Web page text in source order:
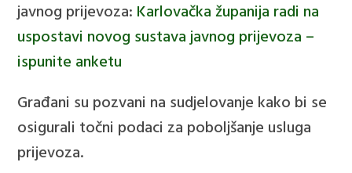
javnog prijevoza: Karlovačka županija radi na
uspostavi novog sustava javnog prijevoza –
ispunite anketu
Građani su pozvani na sudjelovanje kako bi se
osigurali točni podaci za poboljšanje usluga
prijevoza.